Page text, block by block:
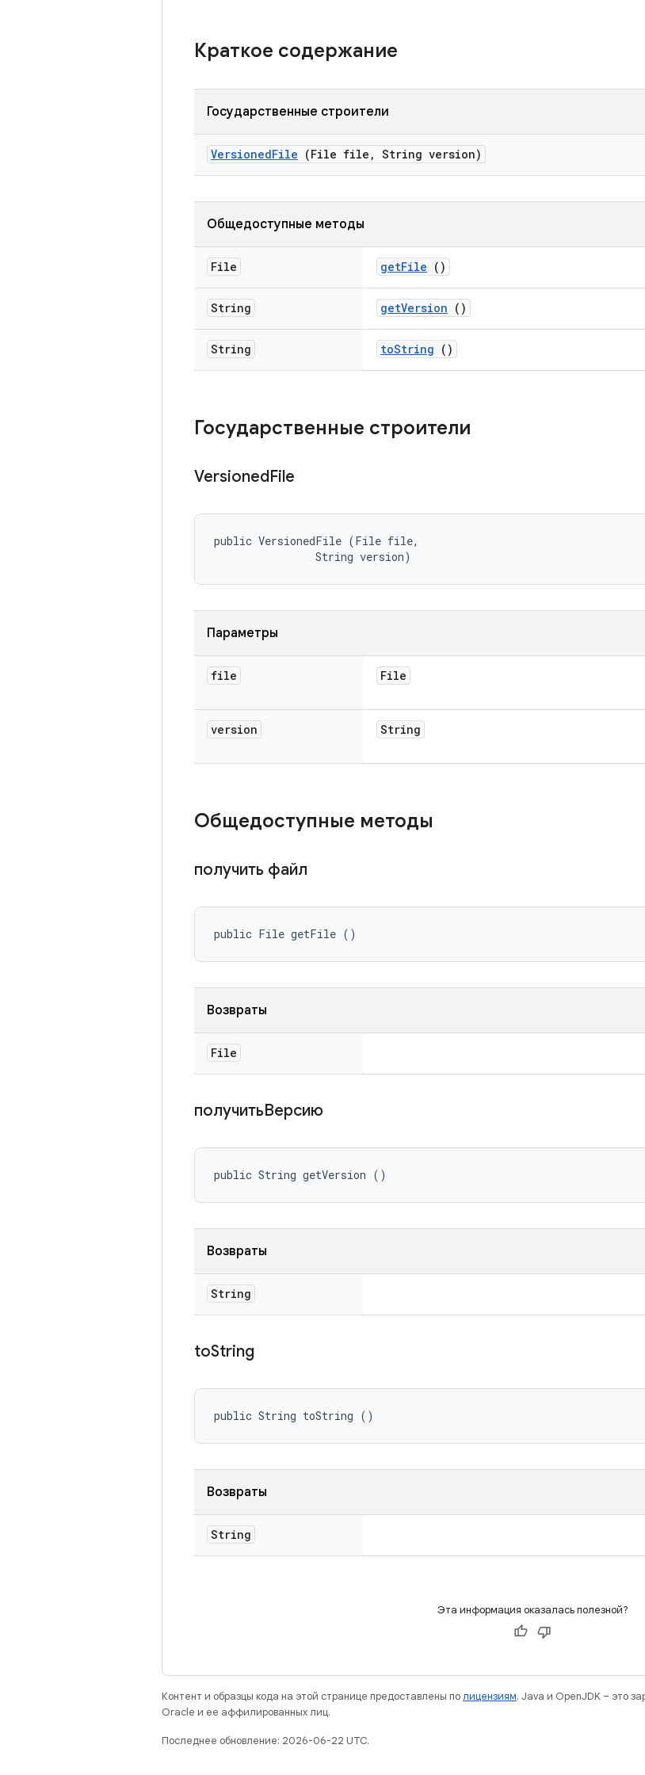
Краткое содержание
Государственные строители
VersionedFile (File file , String version)
Общедоступные методы
File getFile ()
String getVersion ()
String toString ()
Государственные строители
VersionedFile
public VersionedFile (File file,
                String version)
Параметры
file File
version String
Общедоступные методы
получить файл
public File getFile ()
Возвраты
File
получитьВерсию
public String getVersion ()
Возвраты
String
toString
public String toString ()
Возвраты
String
Эта информация оказалась полезной?
Контент и образцы кода на этой странице предоставлены полицензиям. Java и OpenJDK – это
Oracle и ее аффилированных лиц.
Последнее обновление: 2026-06-22 UTC.